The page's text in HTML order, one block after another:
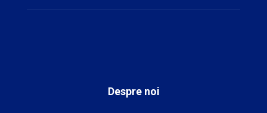
Despre noi